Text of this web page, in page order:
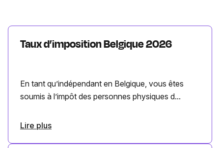
Taux d’imposition Belgique 2026
En tant qu’indépendant en Belgique, vous êtes
soumis à l’impôt des personnes physiques d...
Lire plus